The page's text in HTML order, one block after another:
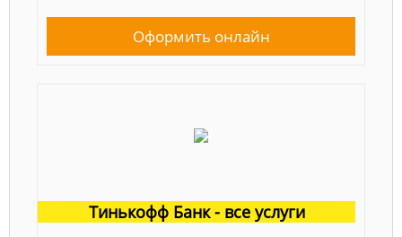
Оформить онлайн
Тинькофф Банк - все услуги